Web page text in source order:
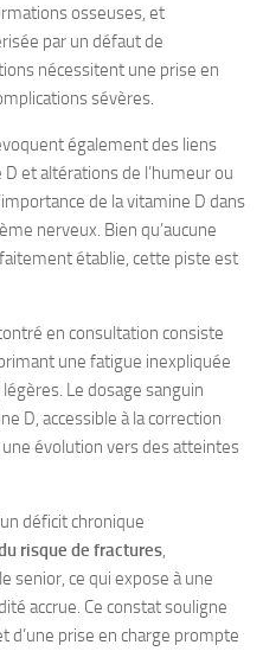
osseuses, et
par un défaut de
nécessitent une prise en
sévères.
également des liens
et altérations de l’humeur ou
de la vitamine D dans
nerveux. Bien qu’aucune
établie, cette piste est
en consultation consiste
une fatigue inexpliquée
Le dosage sanguin
D, accessible à la correction
évolution vers des atteintes
déficit chronique
risque de fractures,
senior, ce qui expose à une
accrue. Ce constat souligne
d’une prise en charge prompte